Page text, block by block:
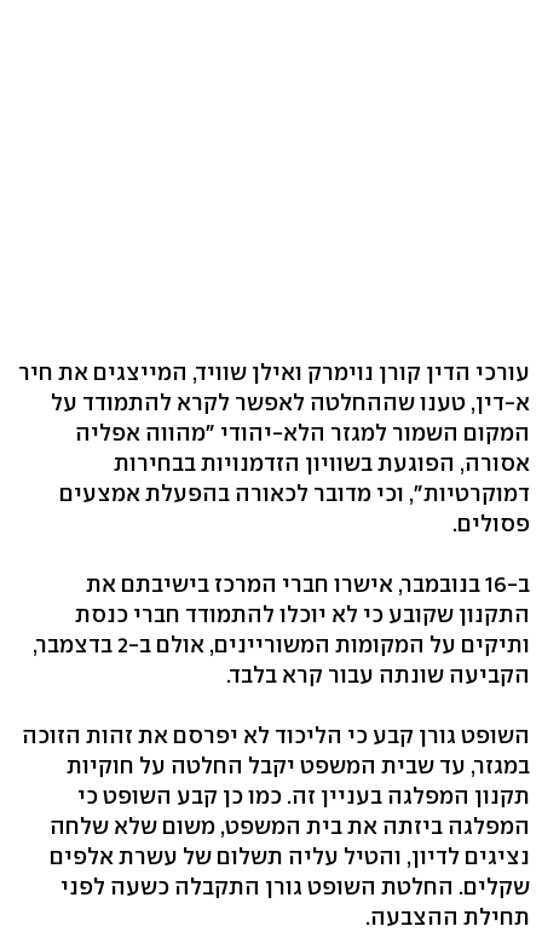
עורכי הדין קורן נוימרק ואילן שוויד, המייצגים את חיר
א-דין, טענו שההחלטה לאפשר לקרא להתמודד על
המקום השמור למגזר הלא-יהודי "מהווה אפליה
אסורה, הפוגעת בשוויון הזדמנויות בבחירות
דמוקרטיות", וכי מדובר לכאורה בהפעלת אמצעים
פסולים.
ב-16 בנובמבר, אישרו חברי המרכז בישיבתם את
התקנון שקובע כי לא יוכלו להתמודד חברי כנסת
ותיקים על המקומות המשוריינים, אולם ב-2 בדצמבר,
הקביעה שונתה עבור קרא בלבד.
השופט גורן קבע כי הליכוד לא יפרסם את זהות הזוכה
במגזר, עד שבית המשפט יקבל החלטה על חוקיות
תקנון המפלגה בעניין זה. כמו כן קבע השופט כי
המפלגה ביזתה את בית המשפט, משום שלא שלחה
נציגים לדיון, והטיל עליה תשלום של עשרת אלפים
שקלים. החלטת השופט גורן התקבלה כשעה לפני
תחילת ההצבעה.